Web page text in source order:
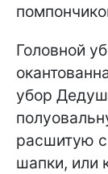
Головной
убор
расшитую
шапки, или